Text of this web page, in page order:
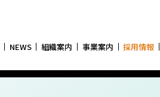
NEWS 組織案内 事業案内 採用情報